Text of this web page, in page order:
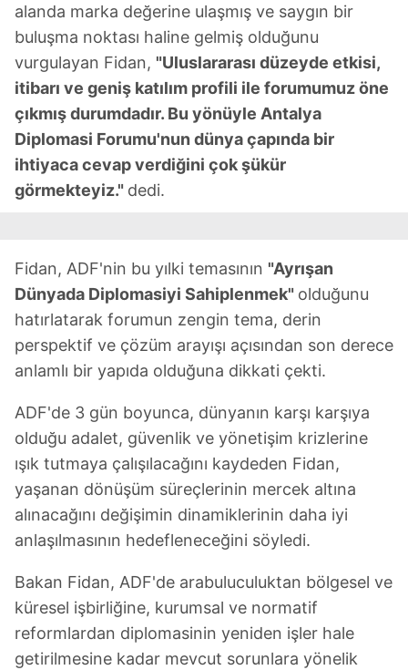
alanda marka değerine ulaşmış ve saygın bir
buluşma noktası haline gelmiş olduğunu
vurgulayan Fidan, "Uluslararası düzeyde etkisi,
itibarı ve geniş katılım profili ile forumumuz öne
çıkmış durumdadır. Bu yönüyle Antalya
Diplomasi Forumu'nun dünya çapında bir
ihtiyaca cevap verdiğini çok şükür
görmekteyiz." dedi.
Fidan, ADF'nin bu yılki temasının "Ayrışan
Dünyada Diplomasiyi Sahiplenmek" olduğunu
hatırlatarak forumun zengin tema, derin
perspektif ve çözüm arayışı açısından son derece
anlamlı bir yapıda olduğuna dikkati çekti.
ADF'de 3 gün boyunca, dünyanın karşı karşıya
olduğu adalet, güvenlik ve yönetişim krizlerine
ışık tutmaya çalışılacağını kaydeden Fidan,
yaşanan dönüşüm süreçlerinin mercek altına
alınacağını değişimin dinamiklerinin daha iyi
anlaşılmasının hedefleneceğini söyledi.
Bakan Fidan, ADF'de arabuluculuktan bölgesel ve
küresel işbirliğine, kurumsal ve normatif
reformlardan diplomasinin yeniden işler hale
getirilmesine kadar mevcut sorunlara yönelik